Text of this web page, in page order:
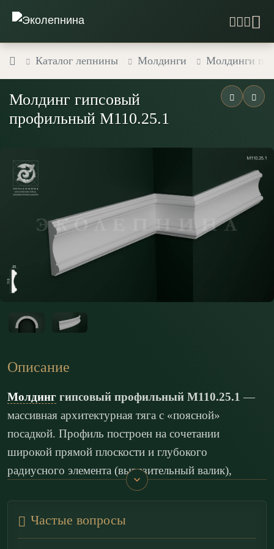
Каталог лепнины Молдинги Молдинги
Молдинг гипсовый
профильный М110.25.1
Описание
Молдинг гипсовый профильный М110.25.1 —
массивная архитектурная тяга с «поясной»
посадкой. Профиль построен на сочетании
широкой прямой плоскости и глубокого
радиусного элемента (выразительный валик),
завершённого тонкими кромками-ступенями. За
идеально подходит для горизонтального деления
Частые вопросы